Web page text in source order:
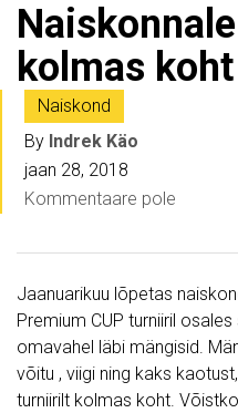
kolmas koht
Naiskond
By Indrek Käo
jaan 28, 2018
Kommentaare pole
Jaanuarikuu lõpetas
Premium CUP turniiril
omavahel läbi mängisid.
võitu , viigi ning kaks
turniirilt kolmas koht.